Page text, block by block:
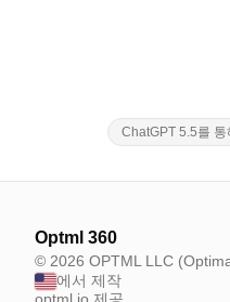
ChatGPT 5.5를 통
Optml 360
© 2026 OPTML LLC
에서 제작